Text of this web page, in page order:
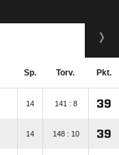
Sp. Torv. Pkt.
14 141 : 8 39
14 148 : 10 39